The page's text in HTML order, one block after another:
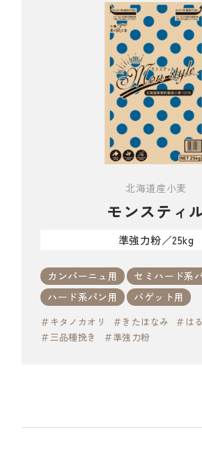
北海道産小麦
モンスティ
準強力粉／25kg
カンパーニュ用
セミハード系
ハード系パン用
バゲット用
＃キタノカオリ ＃きたほなみ
＃は
＃三品種挽き
＃準強力粉